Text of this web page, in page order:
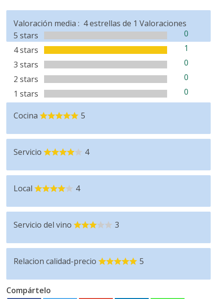
Valoración media :
5 stars
0
4 stars
1
3 stars
0
2 stars
0
1 stars
0
4estrellas de 1 Valoraciones
Cocina 5
Servicio 4
Local 4
Servicio del vino 3
Relacion calidad-precio 5
Compártelo